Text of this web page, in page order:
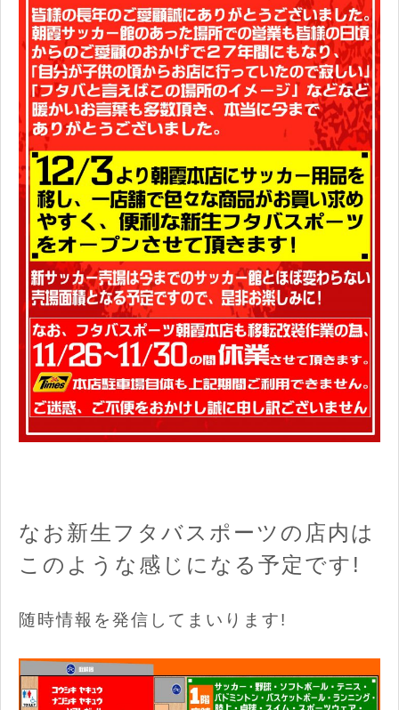
なお新生フタバスポーツの店内は
このような感じになる予定です!
随時情報を発信してまいります!